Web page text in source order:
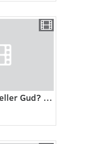
Videnskaben eller Gud? 1:8 - Bent Raymond Jørgensen